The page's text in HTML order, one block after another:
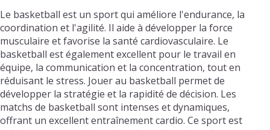
Le basketball est un sport qui améliore l'endurance, la
coordination et l'agilité. Il aide à développer la force
musculaire et favorise la santé cardiovasculaire. Le
basketball est également excellent pour le travail en
équipe, la communication et la concentration, tout en
réduisant le stress. Jouer au basketball permet de
développer la stratégie et la rapidité de décision. Les
matchs de basketball sont intenses et dynamiques,
offrant un excellent entraînement cardio. Ce sport est